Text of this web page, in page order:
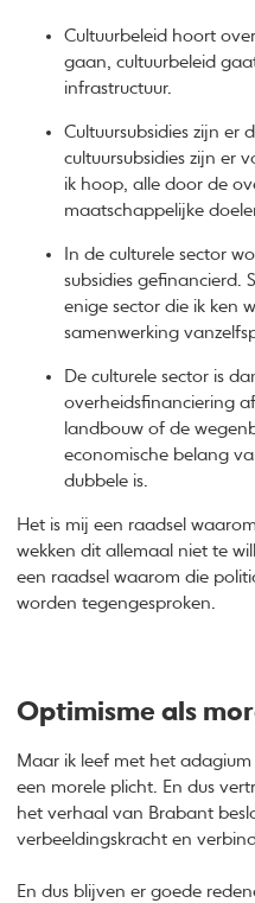
Cultuurbeleid hoort
gaan, cultuurbeleid
infrastructuur.
Cultuursubsidies zijn er
cultuursubsidies zijn er
ik hoop, alle door de
maatschappelijke
In de culturele sector
subsidies gefinancierd.
enige sector die ik ken
samenwerking
De culturele sector is
overheidsfinanciering
landbouw of de
economische belang
dubbele is.
Het is mij een raadsel
wekken dit allemaal niet te
een raadsel waarom die
worden tegengesproken.
Optimisme als
Maar ik leef met het
een morele plicht. En dus
het verhaal van Brabant
verbeeldingskracht en
En dus blijven er goede